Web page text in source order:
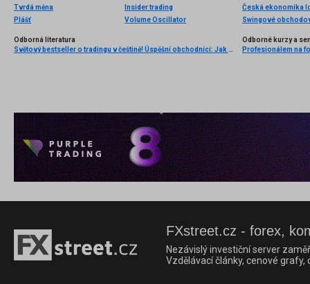
Tvrdá měna
Plášť
Insider trading
Volume Oscillator
Česká ekonomika
Swingové
Odborná literatura
Světový bestseller o tradingu v češtině! Úspěšní obchodníci: Jak běžní lidé porážejí Wall Street v jeho vlastní hře
Odborné kurzy a
Profesionálem na
FXstreet.cz - forex,
Nezávislý investiční server
Vzdělávací články, cenové